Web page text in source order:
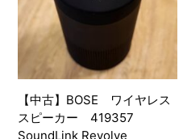
【中古】BOSE ワイヤレス
スピーカー 419357
SoundLink Revolve